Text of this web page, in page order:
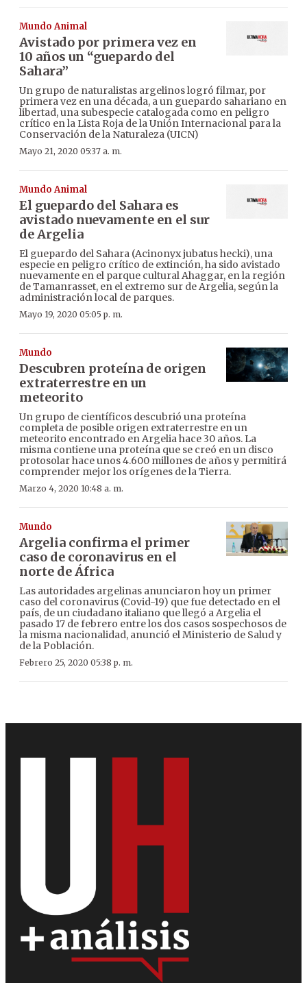
Mundo Animal
Avistado por primera vez en
10 años un “guepardo del
Sahara”
Un grupo de naturalistas argelinos logró filmar, por
primera vez en una década, a un guepardo sahariano en
libertad, una subespecie catalogada como en peligro
crítico en la Lista Roja de la Unión Internacional para la
Conservación de la Naturaleza (UICN)
Mayo 21, 2020 05:37 a. m.
Mundo Animal
El guepardo del Sahara es
avistado nuevamente en el sur
de Argelia
El guepardo del Sahara (Acinonyx jubatus hecki), una
especie en peligro crítico de extinción, ha sido avistado
nuevamente en el parque cultural Ahaggar, en la región
de Tamanrasset, en el extremo sur de Argelia, según la
administración local de parques.
Mayo 19, 2020 05:05 p. m.
Mundo
Descubren proteína de origen
extraterrestre en un
meteorito
Un grupo de científicos descubrió una proteína
completa de posible origen extraterrestre en un
meteorito encontrado en Argelia hace 30 años. La
misma contiene una proteína que se creó en un disco
protosolar hace unos 4.600 millones de años y permitirá
comprender mejor los orígenes de la Tierra.
Marzo 4, 2020 10:48 a. m.
Mundo
Argelia confirma el primer
caso de coronavirus en el
norte de África
Las autoridades argelinas anunciaron hoy un primer
caso del coronavirus (Covid-19) que fue detectado en el
país, de un ciudadano italiano que llegó a Argelia el
pasado 17 de febrero entre los dos casos sospechosos de
la misma nacionalidad, anunció el Ministerio de Salud y
de la Población.
Febrero 25, 2020 05:38 p. m.